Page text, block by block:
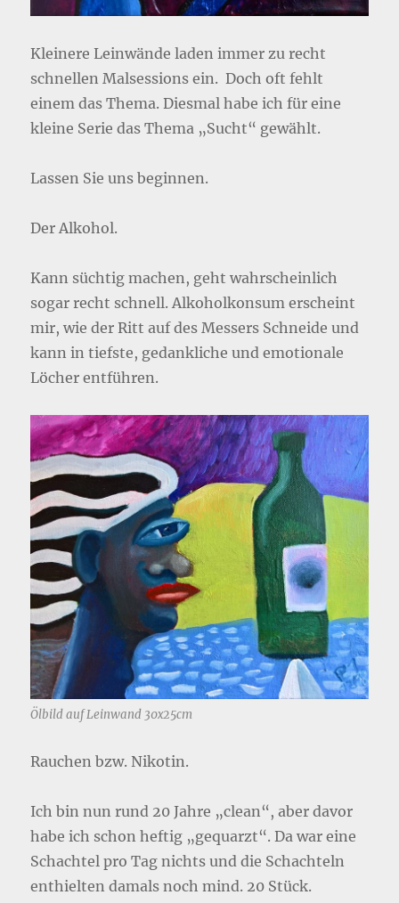
Kleinere Leinwände laden immer zu recht
schnellen Malsessions ein. Doch oft fehlt
einem das Thema. Diesmal habe ich für eine
kleine Serie das Thema „Sucht“ gewählt.
Lassen Sie uns beginnen.
Der Alkohol.
Kann süchtig machen, geht wahrscheinlich
sogar recht schnell. Alkoholkonsum erscheint
mir, wie der Ritt auf des Messers Schneide und
kann in tiefste, gedankliche und emotionale
Löcher entführen.
Ölbild auf Leinwand 30x25cm
Rauchen bzw. Nikotin.
Ich bin nun rund 20 Jahre „clean“, aber davor
habe ich schon heftig „gequarzt“. Da war eine
Schachtel pro Tag nichts und die Schachteln
enthielten damals noch mind. 20 Stück.